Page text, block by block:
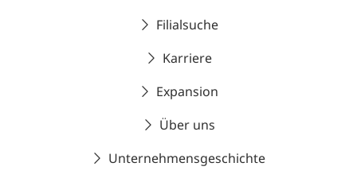
Filialsuche
Karriere
Expansion
Über uns
Unternehmensgeschichte